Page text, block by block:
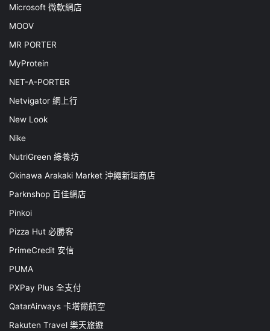
Microsoft 微軟網店
MOOV
MR PORTER
MyProtein
NET-A-PORTER
Netvigator 網上行
New Look
Nike
NutriGreen 綠養坊
Okinawa Arakaki Market 沖繩新垣商店
Parknshop 百佳網店
Pinkoi
Pizza Hut 必勝客
PrimeCredit 安信
PUMA
PXPay Plus 全支付
QatarAirways 卡塔爾航空
Rakuten Travel 樂天旅遊